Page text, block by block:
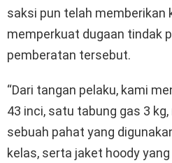
saksi pun telah memberikan
memperkuat dugaan tindak
pemberatan tersebut.
“Dari tangan pelaku, kami
43 inci, satu tabung gas 3
sebuah pahat yang
kelas, serta jaket hoody